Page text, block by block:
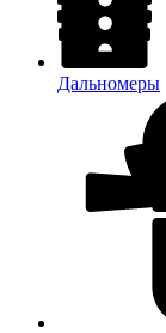
Дальномеры